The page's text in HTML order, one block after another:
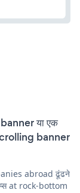
या एक
banner
abroad ढूंढने
at rock-bottom